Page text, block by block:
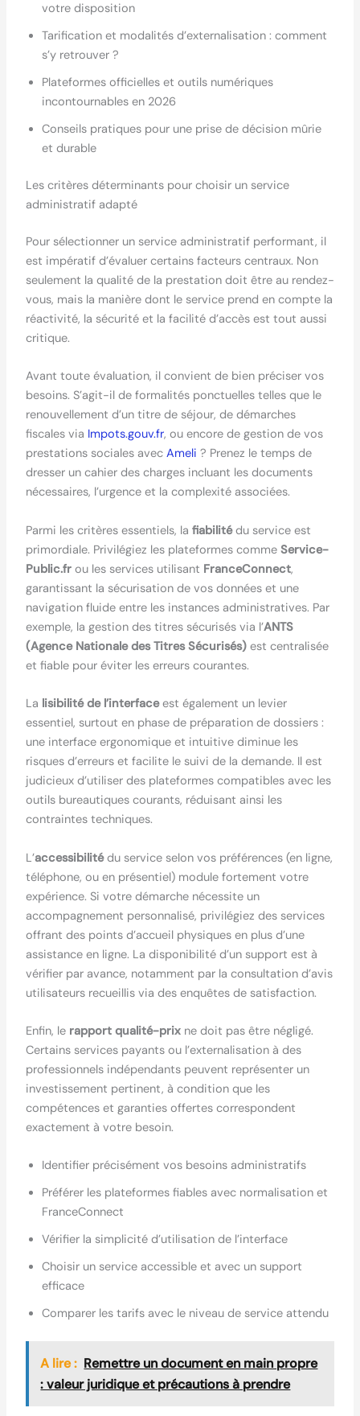
votre disposition
Tarification et modalités d’externalisation : comment
s’y retrouver ?
Plateformes officielles et outils numériques
incontournables en 2026
Conseils pratiques pour une prise de décision mûrie
et durable
Les critères déterminants pour choisir un service
administratif adapté
Pour sélectionner un service administratif performant, il
est impératif d’évaluer certains facteurs centraux. Non
seulement la qualité de la prestation doit être au rendez-
vous, mais la manière dont le service prend en compte la
réactivité, la sécurité et la facilité d’accès est tout aussi
critique.
Avant toute évaluation, il convient de bien préciser vos
besoins. S’agit-il de formalités ponctuelles telles que le
renouvellement d’un titre de séjour, de démarches
fiscales via Impots.gouv.fr, ou encore de gestion de vos
prestations sociales avec Ameli ? Prenez le temps de
dresser un cahier des charges incluant les documents
nécessaires, l’urgence et la complexité associées.
Parmi les critères essentiels, la fiabilitédu service est
primordiale. Privilégiez les plateformes comme Service-
Public.frou les services utilisant FranceConnect,
garantissant la sécurisation de vos données et une
navigation fluide entre les instances administratives. Par
exemple, la gestion des titres sécurisés via l’ANTS
(Agence Nationale des Titres Sécurisés)est centralisée
et fiable pour éviter les erreurs courantes.
La lisibilité de l’interfaceest également un levier
essentiel, surtout en phase de préparation de dossiers :
une interface ergonomique et intuitive diminue les
risques d’erreurs et facilite le suivi de la demande. Il est
judicieux d’utiliser des plateformes compatibles avec les
outils bureautiques courants, réduisant ainsi les
contraintes techniques.
L’accessibilitédu service selon vos préférences (en ligne,
téléphone, ou en présentiel) module fortement votre
expérience. Si votre démarche nécessite un
accompagnement personnalisé, privilégiez des services
offrant des points d’accueil physiques en plus d’une
assistance en ligne. La disponibilité d’un support est à
vérifier par avance, notamment par la consultation d’avis
utilisateurs recueillis via des enquêtes de satisfaction.
Enfin, le rapport qualité-prixne doit pas être négligé.
Certains services payants ou l’externalisation à des
professionnels indépendants peuvent représenter un
investissement pertinent, à condition que les
compétences et garanties offertes correspondent
exactement à votre besoin.
Identifier précisément vos besoins administratifs
Préférer les plateformes fiables avec normalisation et
FranceConnect
Vérifier la simplicité d’utilisation de l’interface
Choisir un service accessible et avec un support
efficace
Comparer les tarifs avec le niveau de service attendu
A lire : Remettre un document en main propre
: valeur juridique et précautions à prendre